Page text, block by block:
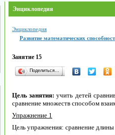
Энциклопедия
Энциклопедия
Развитие математических
Занятие 15
Поделиться…
Цель занятия: учить детей
сравнение множеств способом
Упражнение 1
Цель упражнения: сравнение